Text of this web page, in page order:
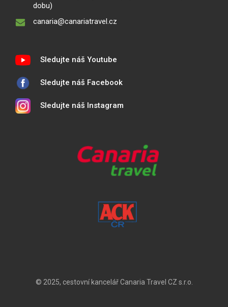
dobu)
canaria@canariatravel.cz
Sledujte náš Youtube
Sledujte náš Facebook
Sledujte náš Instagram
© 2025, cestovní kancelář Canaria Travel CZ s.r.o.